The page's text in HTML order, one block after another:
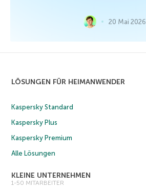
20 Mai 2026
LÖSUNGEN FÜR HEIMANWENDER
Kaspersky Standard
Kaspersky Plus
Kaspersky Premium
Alle Lösungen
KLEINE UNTERNEHMEN
1-50 MITARBEITER